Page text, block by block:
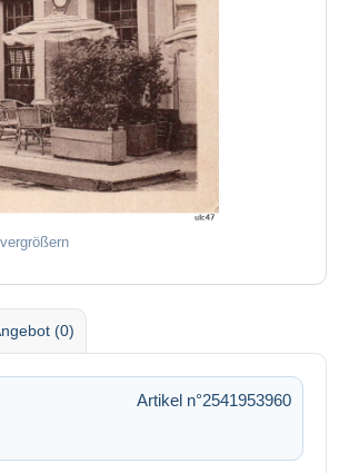
(0)
Artikel n°2541953960